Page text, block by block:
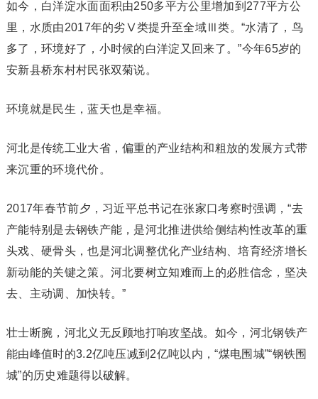
如今，白洋淀水面面积由250多平方公里增加到277平方公
里，水质由2017年的劣Ⅴ类提升至全域Ⅲ类。“水清了，鸟
多了，环境好了，小时候的白洋淀又回来了。”今年65岁的
安新县桥东村村民张双菊说。
环境就是民生，蓝天也是幸福。
河北是传统工业大省，偏重的产业结构和粗放的发展方式带
来沉重的环境代价。
2017年春节前夕，习近平总书记在张家口考察时强调，“去
产能特别是去钢铁产能，是河北推进供给侧结构性改革的重
头戏、硬骨头，也是河北调整优化产业结构、培育经济增长
新动能的关键之策。河北要树立知难而上的必胜信念，坚决
去、主动调、加快转。”
壮士断腕，河北义无反顾地打响攻坚战。如今，河北钢铁产
能由峰值时的3.2亿吨压减到2亿吨以内，“煤电围城”“钢铁围
城”的历史难题得以破解。